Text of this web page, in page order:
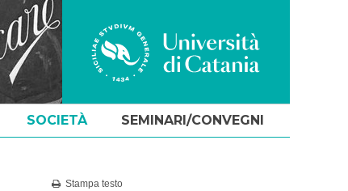
SOCIETÀ SEMINARI/CONVEGNI
Stampa testo